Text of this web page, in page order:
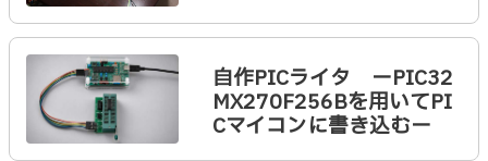
自作PICライタ ーPIC32
MX270F256Bを用いてPI
Cマイコンに書き込むー